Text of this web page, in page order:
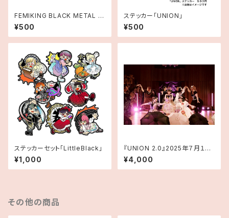
FEMIKING BLACK METAL ス
テッカー
¥500
ステッカー「UNION」
¥500
ステッカーセット「LittleBlack」
¥1,000
『UNION 2.0』2025年７月１日
（火）本番映像（PDF版上演台本
あり）
¥4,000
その他の商品